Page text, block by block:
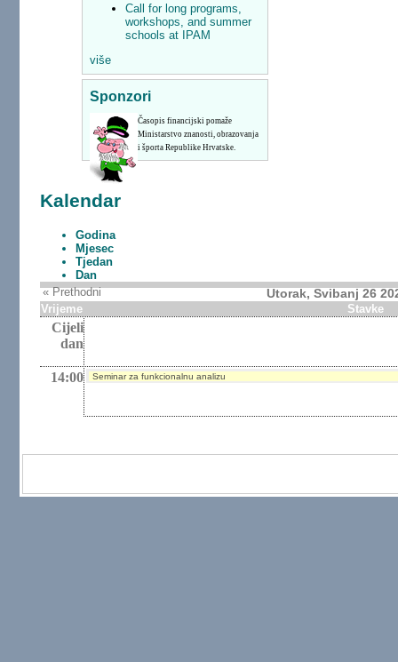
Call for long programs,
workshops, and summer
schools at IPAM
više
Sponzori
Časopis financijski pomaže
Ministarstvo znanosti, obrazovanja
i športa Republike Hrvatske.
Kalendar
Godina
Mjesec
Tjedan
Dan
« Prethodni
Utorak, Svibanj 26
Vrijeme Stavke
Cijeli
dan
14:00 Seminar za funkcionalnu analizu